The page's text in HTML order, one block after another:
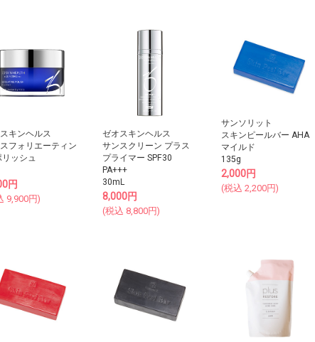
キンヘルス
フォリエーティン
リッシュ
円
9,900円)
ゼオスキンヘルス
サンスクリーン プラス
プライマー SPF30
PA+++
30mL
8,000円
(税込 8,800円)
サンソリット
スキンピールバー AHA
マイルド
135g
2,000円
(税込2,200円)